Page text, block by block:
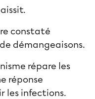
constaté
démangeaisons.
répare les
réponse
les infections.